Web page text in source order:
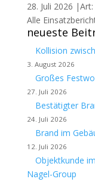
28. Juli 2026
Alle
neueste
Kollision
3. August 2026
Großes
27. Juli 2026
Bestätigter
24. Juli 2026
Brand im
12. Juli 2026
Objektkunde
Nagel-Group